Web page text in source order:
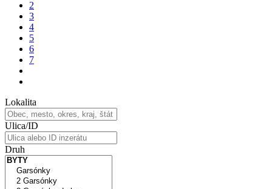
2
3
4
5
6
7
Lokalita
Ulica/ID
Druh